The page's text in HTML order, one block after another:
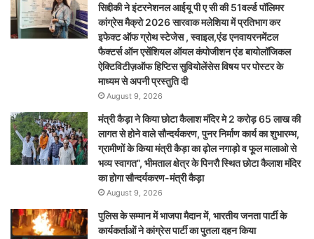
सिद्दीकी ने इंटरनेशनल आईयू पी ए सी की 51वर्ल्ड पॉलिमर
कांग्रेस मैक्रो 2026 सारवाक मलेशिया में प्रतिभाग कर
इफेक्ट ऑफ ग्रोथ स्टेजेस , स्वाइल,एंड एनवायरनमेंटल
फैक्टर्स ऑन एसेंशियल ऑयल कंपोजीशन एंड बायोलॉजिकल
ऐक्टिविटीज़ऑफ हिप्टिस सुवियोलेंसेस विषय पर पोस्टर के
माध्यम से अपनी प्रस्तुति दी
August 9, 2026
मंत्री कैड़ा ने किया छोटा कैलाश मंदिर मे 2 करोड़ 65 लाख की
लागत से होने वाले सौन्दर्यकरण, पुनर निर्माण कार्य का शुभारम्भ,
ग्रामीणों के किया मंत्री कैड़ा का ढ़ोल नगाड़ो व फूल मालाओ से
भव्य स्वागत”, भीमताल क्षेत्र के पिनरौ स्थित छोटा कैलाश मंदिर
का होगा सौन्दर्यकरण-मंत्री कैड़ा
August 9, 2026
पुलिस के सम्मान में भाजपा मैदान में, भारतीय जनता पार्टी के
कार्यकर्ताओं ने कांग्रेस पार्टी का पुतला दहन किया